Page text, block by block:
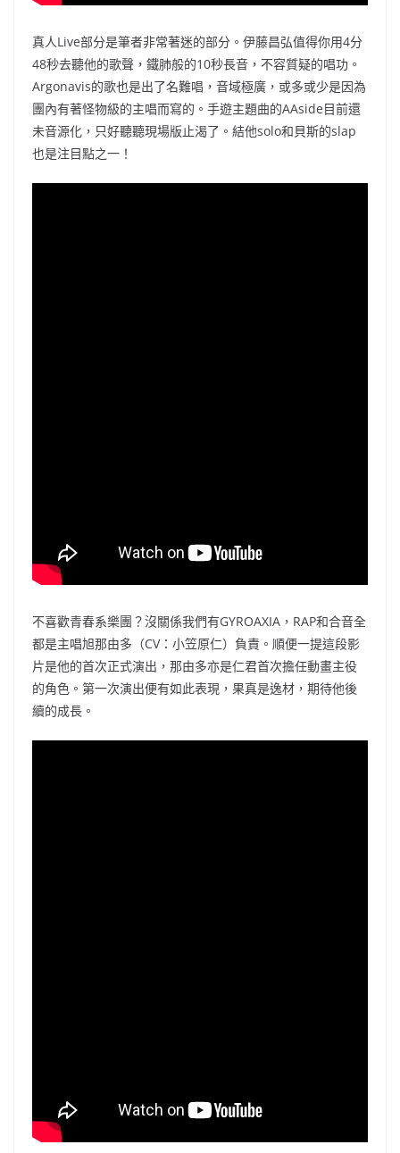
真人Live部分是筆者非常著迷的部分。伊藤昌弘值得你用4分
48秒去聽他的歌聲，鐵肺般的10秒長音，不容質疑的唱功。
Argonavis的歌也是出了名難唱，音域極廣，或多或少是因為
團內有著怪物級的主唱而寫的。手遊主題曲的AAside目前還
未音源化，只好聽聽現場版止渴了。結他solo和貝斯的slap
也是注目點之一！
不喜歡青春系樂團？沒關係我們有GYROAXIA，RAP和合音全
都是主唱旭那由多（CV：小笠原仁）負責。順便一提這段影
片是他的首次正式演出，那由多亦是仁君首次擔任動畫主役
的角色。第一次演出便有如此表現，果真是逸材，期待他後
續的成長。